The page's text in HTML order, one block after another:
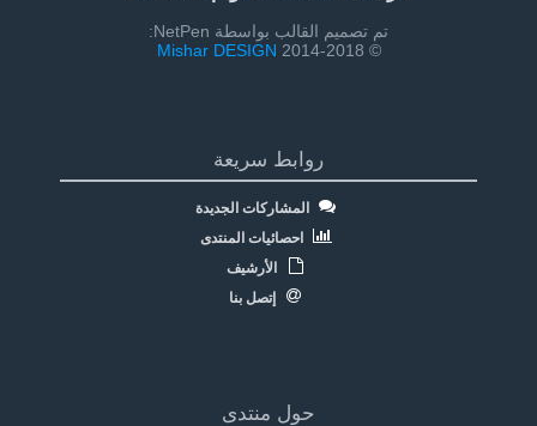
تم تصميم القالب بواسطة NetPen:
© 2014-2018
Mishar DESIGN
روابط سريعة
المشاركات الجديدة
احصائيات المنتدى
الأرشيف
إتصل بنا
حول منتدى